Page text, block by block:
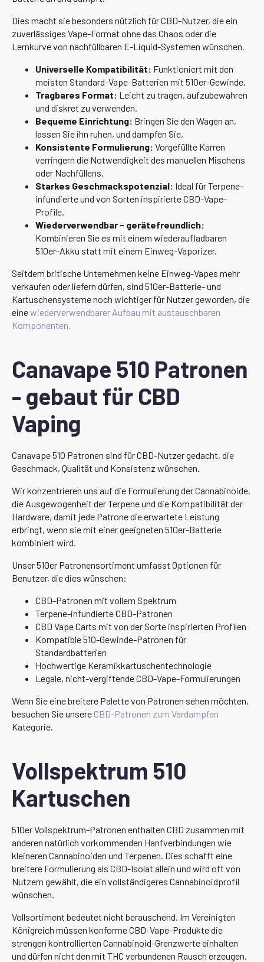
Dies macht sie besonders nützlich für CBD-Nutzer, die ein
zuverlässiges Vape-Format ohne das Chaos oder die
Lernkurve von nachfüllbaren E-Liquid-Systemen wünschen.
Universelle Kompatibilität: Funktioniert mit den
meisten Standard-Vape-Batterien mit 510er-Gewinde.
Tragbares Format: Leicht zu tragen, aufzubewahren
und diskret zu verwenden.
Bequeme Einrichtung: Bringen Sie den Wagen an,
lassen Sie ihn ruhen, und dampfen Sie.
Konsistente Formulierung: Vorgefüllte Karren
verringern die Notwendigkeit des manuellen Mischens
oder Nachfüllens.
Starkes Geschmackspotenzial: Ideal für Terpene-
infundierte und von Sorten inspirierte CBD-Vape-
Profile.
Wiederverwendbar - gerätefreundlich:
Kombinieren Sie es mit einem wiederaufladbaren
510er-Akku statt mit einem Einweg-Vaporizer.
Seitdem britische Unternehmen keine Einweg-Vapes mehr
verkaufen oder liefern dürfen, sind 510er-Batterie- und
Kartuschensysteme noch wichtiger für Nutzer geworden, die
einewiederverwendbarer Aufbau mit austauschbaren
Komponenten.
Canavape 510 Patronen
- gebaut für CBD
Vaping
Canavape 510 Patronen sind für CBD-Nutzer gedacht, die
Geschmack, Qualität und Konsistenz wünschen.
Wir konzentrieren uns auf die Formulierung der Cannabinoide,
die Ausgewogenheit der Terpene und die Kompatibilität der
Hardware, damit jede Patrone die erwartete Leistung
erbringt, wenn sie mit einer geeigneten 510er-Batterie
kombiniert wird.
Unser 510er Patronensortiment umfasst Optionen für
Benutzer, die dies wünschen:
CBD-Patronen mit vollem Spektrum
Terpene-infundierte CBD-Patronen
CBD Vape Carts mit von der Sorte inspirierten Profilen
Kompatible 510-Gewinde-Patronen für
Standardbatterien
Hochwertige Keramikkartuschentechnologie
Legale, nicht-vergiftende CBD-Vape-Formulierungen
Wenn Sie eine breitere Palette von Patronen sehen möchten,
besuchen Sie unsere CBD-Patronen zum Verdampfen
Kategorie.
Vollspektrum 510
Kartuschen
510er Vollspektrum-Patronen enthalten CBD zusammen mit
anderen natürlich vorkommenden Hanfverbindungen wie
kleineren Cannabinoiden und Terpenen. Dies schafft eine
breitere Formulierung als CBD-Isolat allein und wird oft von
Nutzern gewählt, die ein vollständigeres Cannabinoidprofil
wünschen.
Vollsortiment bedeutet nicht berauschend. Im Vereinigten
Königreich müssen konforme CBD-Vape-Produkte die
strengen kontrollierten Cannabinoid-Grenzwerte einhalten
und dürfen nicht den mit THC verbundenen Rausch erzeugen.